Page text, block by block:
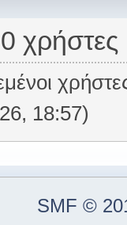
χρήστες
18:57)
SMF ©